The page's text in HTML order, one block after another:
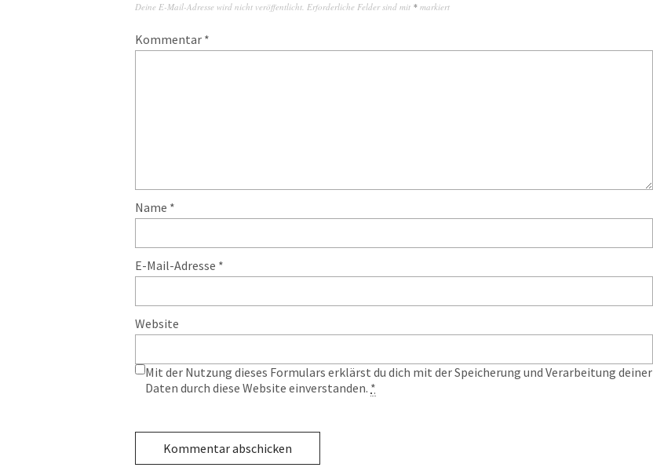
Deine E-Mail-Adresse wird nicht veröffentlicht. Erforderliche Felder sind mit * markiert
Kommentar *
Name *
E-Mail-Adresse *
Website
Mit der Nutzung dieses Formulars erklärst du dich mit der Speicherung und Verarbeitung deiner
Daten durch diese Website einverstanden. *